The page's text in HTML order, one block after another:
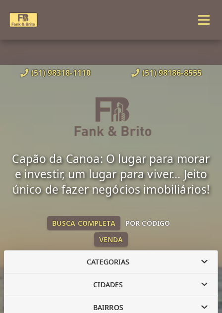
(51) 98318-1110 (51) 98186-8555
Capão da Canoa: O lugar para morar
e investir, um lugar para viver... Jeito
único de fazer negócios imobiliários!
VENDA
BUSCA COMPLETA POR CÓDIGO
CATEGORIAS
CIDADES
BAIRROS